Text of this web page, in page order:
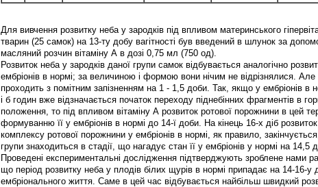
Для вивчення розвитку неба у зародків під впливом материнського
тварин (25 самок) на 13-ту добу вагітності був введений в шлунок за
масляний розчин вітаміну А в дозі 0,75 мл (750 од).
Розвиток неба у зародків даної групи самок відбувається аналогічно
ембріонів в нормі; за величиною і формою вони нічим не відрізнялися. Але
проходить з помітним запізненням на 1 - 1,5 доби. Так, якщо у ембріонів в
і б годин вже відзначається початок переходу піднебінних фрагментів в
положення, то під впливом вітаміну А розвиток ротової порожнини в цей
формуванню її у ембріонів в нормі до 14-ї доби. На кінець 16-х діб
комплексу ротової порожнини у ембріонів в нормі, як правило,
групи знаходиться в стадії, що нагадує стан її у ембріонів у нормі на 14,5
Проведені експериментальні дослідження підтверджують зроблене нами
що період розвитку неба у плодів білих щурів в нормі припадає на 14-16-у
ембріонального життя. Саме в цей час відбувається найбільш швидкий